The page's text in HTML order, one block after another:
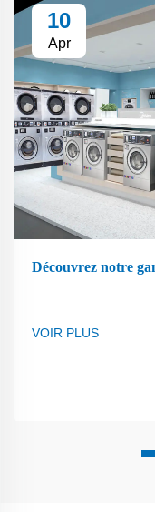
10
Apr
Découvrez notre
VOIR PLUS